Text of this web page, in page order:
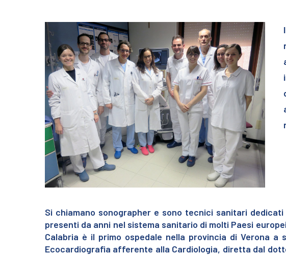
Si chiamano sonographer e sono tecnici sanitari
presenti da anni nel sistema sanitario di molti Paesi
Calabria è il primo ospedale nella provincia di Verona
Ecocardiografia afferente alla Cardiologia, diretta dal